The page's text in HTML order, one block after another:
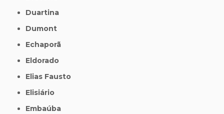
Duartina
Dumont
Echaporã
Eldorado
Elias Fausto
Elisiário
Embaúba